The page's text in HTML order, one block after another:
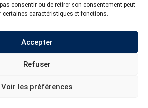
consentir ou de retirer son consentement peut
certaines caractéristiques et fonctions.
Accepter
Refuser
Voir les préférences
ÉCRIVEZ-NOUS !
Haute-Mer | Tous droits
générales|Déclaration de